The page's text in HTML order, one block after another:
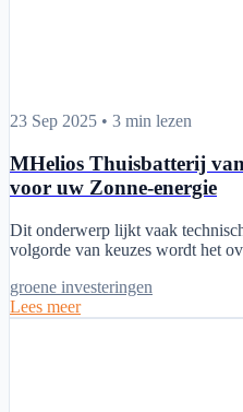
MHelios Thuisbatterij van
23 Sep 2025 • 3 min lezen
MHelios Thuisbatterij
voor uw Zonne-energie
Dit onderwerp lijkt vaak
volgorde van keuzes wordt het
groene investeringen
Lees meer